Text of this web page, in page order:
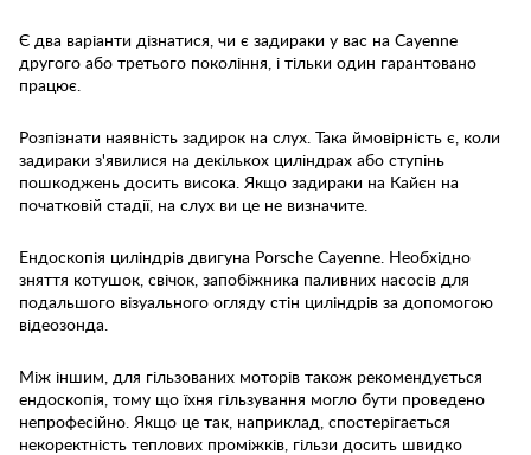
Є два варіанти дізнатися, чи є задираки у вас на Cayenne
другого або третього покоління, і тільки один гарантовано
працює.
Розпізнати наявність задирок на слух. Така ймовірність є, коли
задираки з'явилися на декількох циліндрах або ступінь
пошкоджень досить висока. Якщо задираки на Кайєн на
початковій стадії, на слух ви це не визначите.
Ендоскопія циліндрів двигуна Porsche Cayenne. Необхідно
зняття котушок, свічок, запобіжника паливних насосів для
подальшого візуального огляду стін циліндрів за допомогою
відеозонда.
Між іншим, для гільзованих моторів також рекомендується
ендоскопія, тому що їхня гільзування могло бути проведено
непрофесійно. Якщо це так, наприклад, спостерігається
некоректність теплових проміжків, гільзи досить швидко